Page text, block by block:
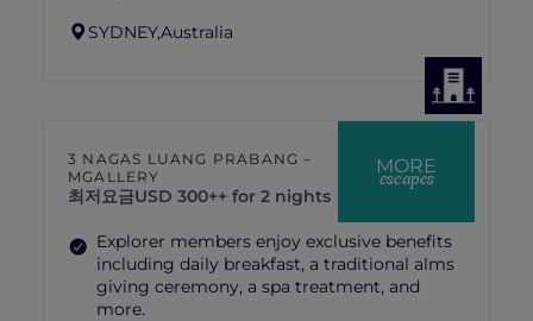
SYDNEY,Australia
MORE
escapes
3 NAGAS LUANG PRABANG –
MGALLERY
최저요금USD 300++ for 2 nights
Explorer members enjoy exclusive benefits
including daily breakfast, a traditional alms
giving ceremony, a spa treatment, and
more.